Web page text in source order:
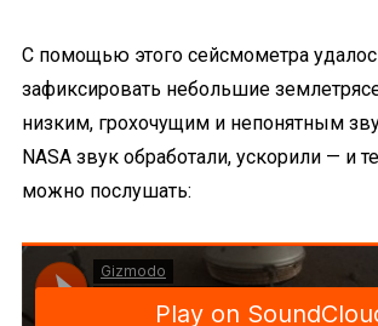
С помощью этого сейсмометра
зафиксировать небольшие
низким, грохочущим и непонятным
NASA звук обработали, ускорили — и
можно послушать: